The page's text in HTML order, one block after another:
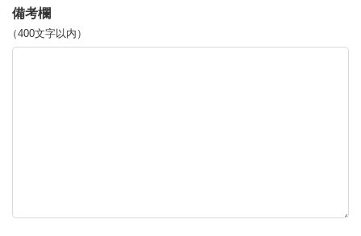
備考欄
（400文字以内）